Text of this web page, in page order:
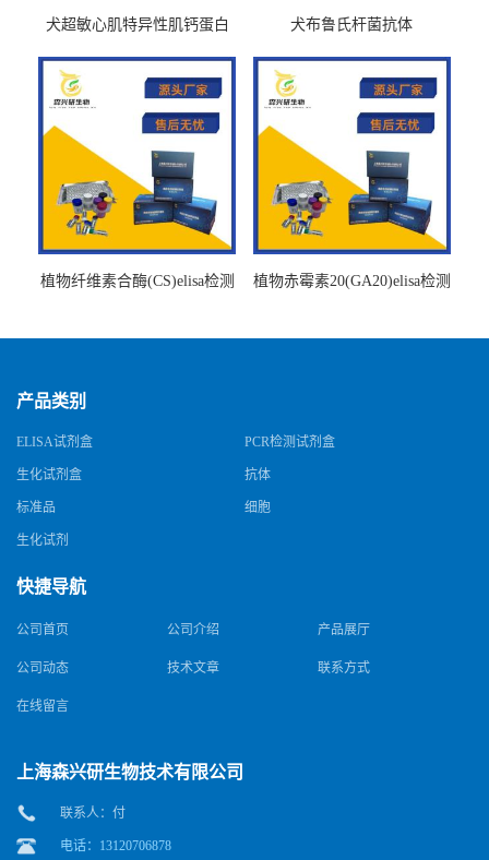
犬超敏心肌特异性肌钙蛋白
犬布鲁氏杆菌抗体
植物纤维素合酶(CS)elisa检测
植物赤霉素20(GA20)elisa检测
产品类别
ELISA试剂盒 PCR检测试剂盒
生化试剂盒 抗体
标准品 细胞
生化试剂
快捷导航
公司首页 公司介绍 产品展厅
公司动态 技术文章 联系方式
在线留言
上海森兴研生物技术有限公司
联系人：付
电话：13120706878